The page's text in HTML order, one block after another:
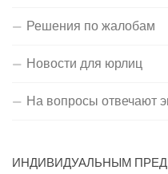
Решения по жалобам
Новости для юрлиц
На вопросы отвечают
ИНДИВИДУАЛЬНЫМ